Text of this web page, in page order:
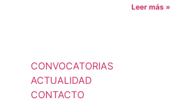
Leer más »
CONVOCATORIAS
ACTUALIDAD
CONTACTO